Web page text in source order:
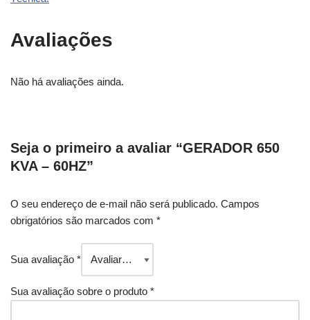
Avaliações
Não há avaliações ainda.
Seja o primeiro a avaliar “GERADOR 650
KVA – 60HZ”
O seu endereço de e-mail não será publicado. Campos
obrigatórios são marcados com *
Sua avaliação *
Sua avaliação sobre o produto *